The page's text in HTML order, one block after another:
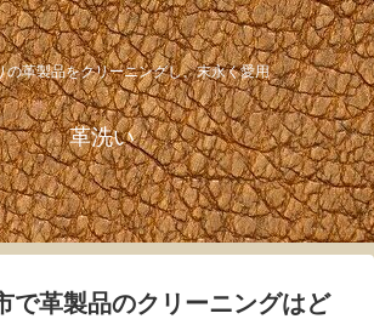
の革製品をクリーニングし、末永く愛用
革洗い
で革製品のクリーニングはど